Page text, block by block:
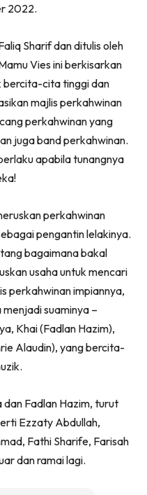
2022.
Sharif dan ditulis oleh
Vies ini berkisarkan
bercita-cita tinggi dan
majlis perkahwinan
perkahwinan yang
juga band perkahwinan.
apabila tunangnya
perkahwinan
pengantin lelakinya.
bagaimana bakal
usaha untuk mencari
perkahwinan impiannya,
suaminya –
Khai (Fadlan Hazim),
Alaudin), yang bercita-
dan Fadlan Hazim, turut
Ezzaty Abdullah,
Fathi Sharife, Farisah
dan ramai lagi.